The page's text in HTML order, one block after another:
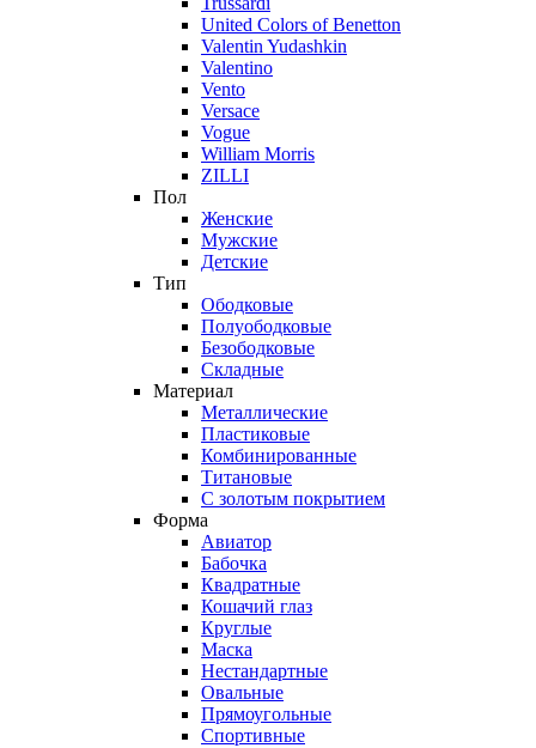
United Colors of Benetton
Valentin Yudashkin
Valentino
Vento
Versace
Vogue
William Morris
ZILLI
Пол
Женские
Мужские
Детские
Тип
Ободковые
Полуободковые
Безободковые
Складные
Материал
Металлические
Пластиковые
Комбинированные
Титановые
С золотым покрытием
Форма
Авиатор
Бабочка
Квадратные
Кошачий глаз
Круглые
Маска
Нестандартные
Овальные
Прямоугольные
Спортивные